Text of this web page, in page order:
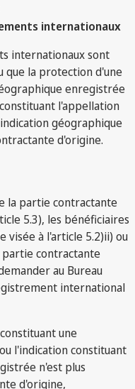
internationaux
internationaux sont
que la protection d'une
enregistrée
l'appellation
géographique
d'origine.
la partie contractante
5.3), les bénéficiaires
visée à l'article 5.2)ii) ou
contractante
au Bureau
international
une
l'indication constituant
n'est plus
d'origine,